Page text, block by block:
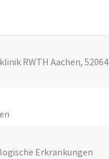
RWTH Aachen, 52064
Erkrankungen